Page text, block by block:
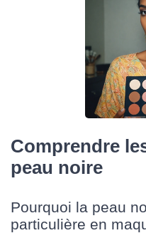
Comprendre
peau noire
Pourquoi la peau
particulière en